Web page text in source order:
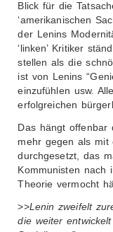
Blick für die
‘amerikanischen
der Lenins
‘linken’ Kritiker
stellen als die
ist von Lenins
einzufühlen usw.
erfolgreichen
Das hängt offenbar
mehr gegen als mit
durchgesetzt, das
Kommunisten
Theorie vermocht
>>Lenin zweifelt
die weiter